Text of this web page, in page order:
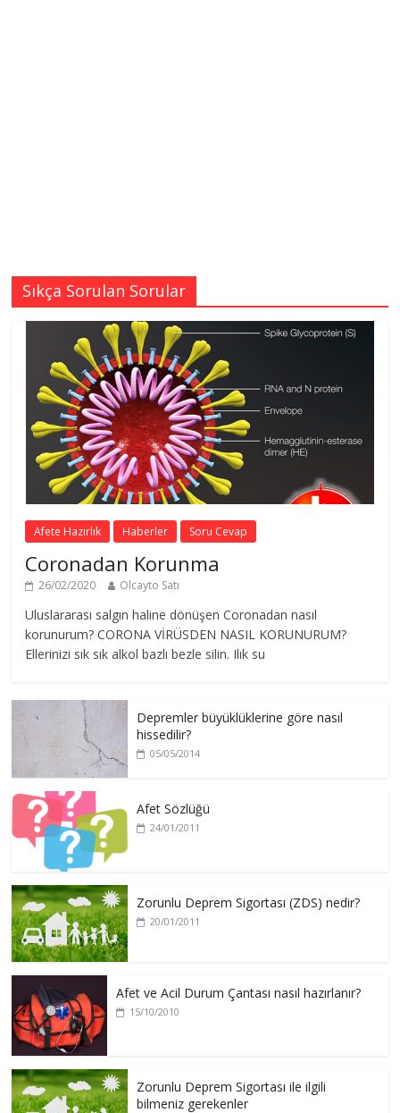
Sıkça Sorulan Sorular
Afete Hazırlık Haberler Soru Cevap
Coronadan Korunma
26/02/2020 Olcayto Satı
Uluslararası salgın haline dönüşen Coronadan nasıl
korunurum? CORONA VİRÜSDEN NASIL KORUNURUM?
Ellerinizi sık sık alkol bazlı bezle silin. Ilık su
Depremler büyüklüklerine göre nasıl
hissedilir?
05/05/2014
Afet Sözlüğü
24/01/2011
Zorunlu Deprem Sigortası (ZDS) nedir?
20/01/2011
Afet ve Acil Durum Çantası nasıl hazırlanır?
15/10/2010
Zorunlu Deprem Sigortası ile ilgili
bilmeniz gerekenler